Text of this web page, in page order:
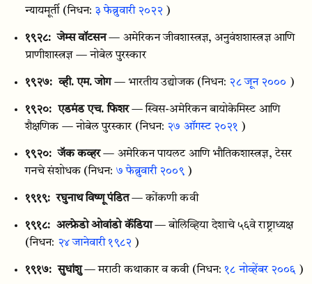
न्यायमूर्ती (निधन: ३ फेब्रुवारी २०२२ )
१९२८: जेम्स वॉटसन — अमेरिकन जीवशास्त्रज्ञ, अनुवंशशास्त्रज्ञ आणि
प्राणीशास्त्रज्ञ — नोबेल पुरस्कार
१९२७: व्ही. एम. जोग — भारतीय उद्योजक (निधन: २८ जून २००० )
१९२०: एडमंड एच. फिशर — स्विस-अमेरिकन बायोकेमिस्ट आणि
शैक्षणिक — नोबेल पुरस्कार (निधन: २७ ऑगस्ट २०२१ )
१९२०: जॅक कव्हर — अमेरिकन पायलट आणि भौतिकशास्त्रज्ञ, टेसर
गनचे संशोधक (निधन: ७ फेब्रुवारी २००९)
१९१९: रघुनाथ विष्णू पंडित — कोंकणी कवी
१९१८: अल्फ्रेडो ओवांडो कॅंडिया — बोलिव्हिया देशाचे ५६वे राष्ट्राध्यक्ष
(निधन: २४ जानेवारी १९८२ )
१९१७: सुधांशु — मराठी कथाकार व कवी (निधन:१८ नोव्हेंबर २००६ )